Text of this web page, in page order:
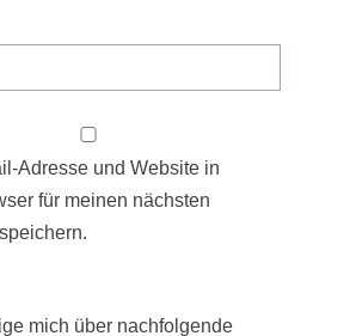
Adresse und Website in
für meinen nächsten
mich über nachfolgende